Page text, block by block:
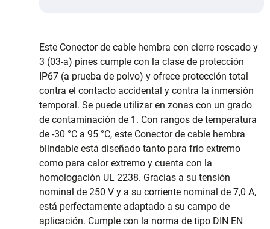
Este Conector de cable hembra con cierre roscado y
3 (03-a) pines cumple con la clase de protección
IP67 (a prueba de polvo) y ofrece protección total
contra el contacto accidental y contra la inmersión
temporal. Se puede utilizar en zonas con un grado
de contaminación de 1. Con rangos de temperatura
de -30 °C a 95 °C, este Conector de cable hembra
blindable está diseñado tanto para frío extremo
como para calor extremo y cuenta con la
homologación UL 2238. Gracias a su tensión
nominal de 250 V y a su corriente nominal de 7,0 A,
está perfectamente adaptado a su campo de
aplicación. Cumple con la norma de tipo DIN EN